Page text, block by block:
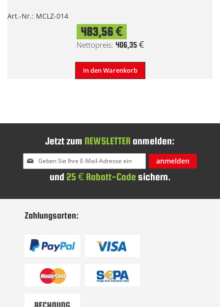
Art.-Nr.: MCLZ-014
483,56 €
406,35 €
In den Warenkorb
Jetzt zum NEWSLETTER anmelden:
Melden
Sie
an:
anmelden
und 25 € Rabatt-Code sichern.
Zahlungsarten: